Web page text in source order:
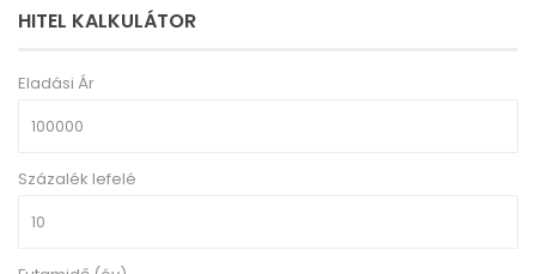
HITEL KALKULÁTOR
Eladási Ár
Százalék lefelé